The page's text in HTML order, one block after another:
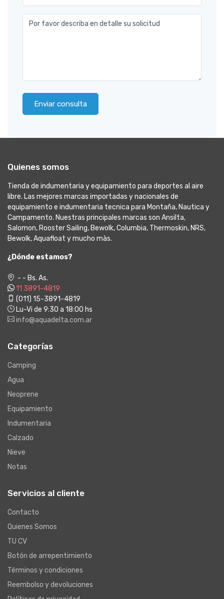
Por favor describa en detalle su solicitud
Enviar consulta
Quienes somos
Tienda de indumentaria y equipamiento para deportes al aire
libre. Las mejores marcas importadas y nacionales de
equipamiento e indumentaria tecnica para Montaña, Nautica y
Campamento. Nuestras principales marcas son Ansilta,
Salomon, Rooster Sailing, Bewolk, Columbia, Thermoskin, NRS,
Bewolk, Aquafloat y mucho màs.
¿Dónde estamos?
- - Bs. As.
11 3891-4819
(011) 15-3891-4819
Lu-Vi de 9:30 a 18:00 hs
info@aquadelta.com.ar
Categorías
Camping
Agua
Neoprene
Equipamiento
Indumentaria
Calzado
Nieve
Notas
Servicios al cliente
Contacto
Quienes Somos
TU CV
Botón de arrepentimiento
Términos y condiciones
Reembolso y devoluciones